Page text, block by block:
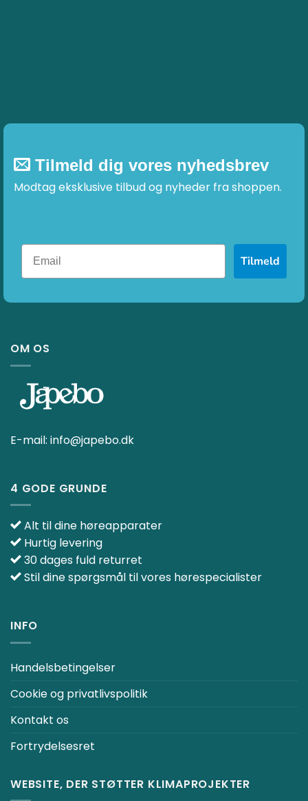
Tilmeld dig vores nyhedsbrev
Modtag eksklusive tilbud og nyheder fra shoppen.
Tilmeld
OM OS
E-mail: info@japebo.dk
4 GODE GRUNDE
Alt til dine høreapparater
Hurtig levering
30 dages fuld returret
Stil dine spørgsmål til vores hørespecialister
INFO
Handelsbetingelser
Cookie og privatlivspolitik
Kontakt os
Fortrydelsesret
WEBSITE, DER STØTTER KLIMAPROJEKTER